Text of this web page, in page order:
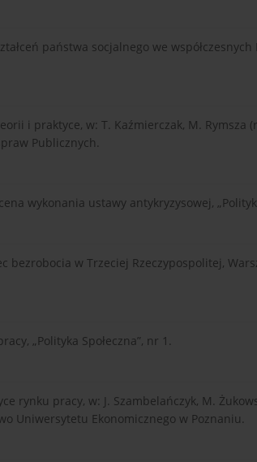
państwa socjalnego we współczesnych
i praktyce, w: T. Kaźmierczak, M. Rymsza
Publicznych.
wykonania ustawy antykryzysowej,
bezrobocia w Trzeciej Rzeczypospolitej,
„Polityka Społeczna”, nr 1.
rynku pracy, w: J. Szambelańczyk, M.
Uniwersytetu Ekonomicznego w Poznaniu.